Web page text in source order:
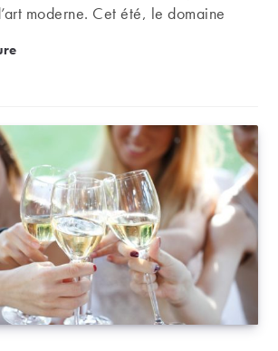
moderne. Cet été, le domaine
Œnotourisme : l’art contemporain s’expose au